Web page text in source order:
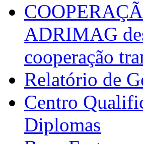
ADRIMAG
cooperação
Relatório de
Centro
Diplomas